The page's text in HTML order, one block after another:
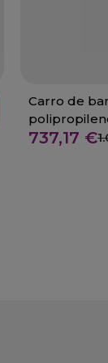
Carro de
737,17 €